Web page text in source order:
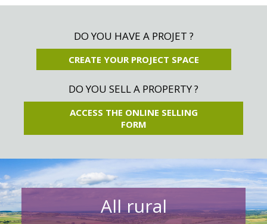
DO YOU HAVE A PROJET ?
CREATE YOUR PROJECT SPACE
DO YOU SELL A PROPERTY ?
ACCESS THE ONLINE SELLING
FORM
All rural